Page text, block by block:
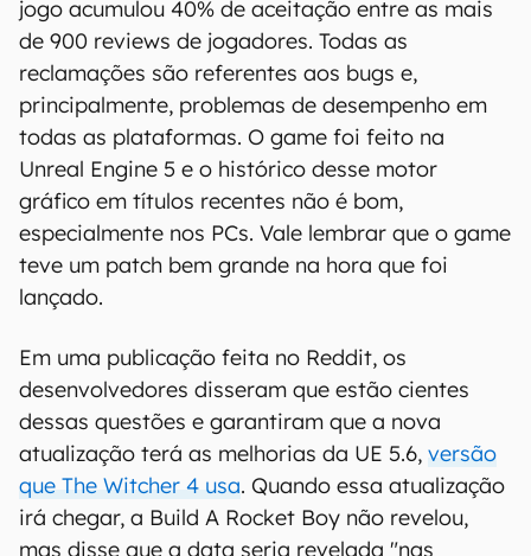
jogo acumulou 40% de aceitação entre as mais
de 900 reviews de jogadores. Todas as
reclamações são referentes aos bugs e,
principalmente, problemas de desempenho em
todas as plataformas. O game foi feito na
Unreal Engine 5 e o histórico desse motor
gráfico em títulos recentes não é bom,
especialmente nos PCs. Vale lembrar que o game
teve um patch bem grande na hora que foi
lançado.
Em uma publicação feita no Reddit, os
desenvolvedores disseram que estão cientes
dessas questões e garantiram que a nova
atualização terá as melhorias da UE 5.6, versão
que The Witcher 4 usa. Quando essa atualização
irá chegar, a Build A Rocket Boy não revelou,
mas disse que a data seria revelada "nas